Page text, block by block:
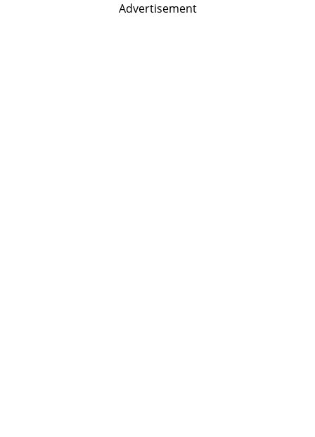
Advertisement